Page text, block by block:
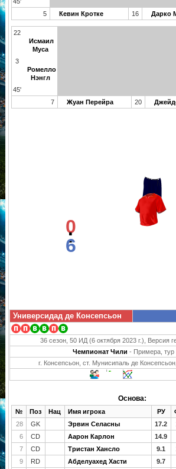
5
Кевин Кротке 16 Дарко
22
Исмаил
Муса
3
Ромелло
Нэнгл
45'
7
Жуан Перейра 20
0
:
6
Универсидад де Консепсьон
36 сезон, 50 ИД (6 октября 2023 г.), Версия
Чемпионат Чили - Примера,
г. Консепсьон, ст. Мунисипаль де
Основа:
№ Поз Нац Имя игрока РУ
28
GK Эрвин Селасны 17.2
6
CD Аарон Карлон 14.9
7
CD Тристан Хансло 9.1
9
RD Абделуахед Хасти 9.7